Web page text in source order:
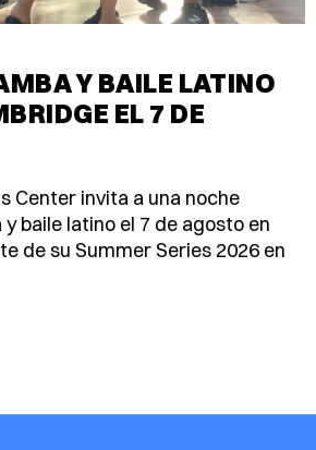
Y BAILE LATINO
EL 7 DE
Center invita a una noche
baile latino el 7 de agosto en
de su Summer Series 2026 en